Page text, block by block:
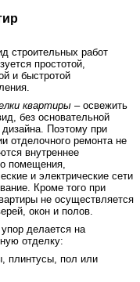
строительных работ
простотой,
и быстротой
квартиры – освежить
без основательной
Поэтому при
отделочного ремонта не
внутреннее
помещения,
и электрические сети
Кроме того при
не осуществляется
окон и полов.
делается на
отделку:
плинтусы, пол или